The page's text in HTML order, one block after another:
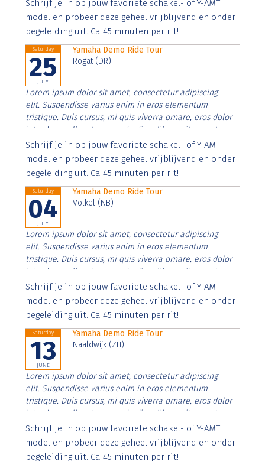
imperdiet. Nunc ut sem vitae risus tristique posuere.
Schrijf je in op jouw favoriete schakel- of Y-AMT
model en probeer deze geheel vrijblijvend en onder
begeleiding uit. Ca 45 minuten per rit!
Saturday
25
JULY
Yamaha Demo Ride Tour
Rogat (DR)
Lorem ipsum dolor sit amet, consectetur adipiscing
elit. Suspendisse varius enim in eros elementum
tristique. Duis cursus, mi quis viverra ornare, eros dolor
interdum nulla, ut commodo diam libero vitae erat.
Aenean faucibus nibh et justo cursus id rutrum lorem
imperdiet. Nunc ut sem vitae risus tristique posuere.
Schrijf je in op jouw favoriete schakel- of Y-AMT
model en probeer deze geheel vrijblijvend en onder
begeleiding uit. Ca 45 minuten per rit!
Saturday
04
JULY
Yamaha Demo Ride Tour
Volkel (NB)
Lorem ipsum dolor sit amet, consectetur adipiscing
elit. Suspendisse varius enim in eros elementum
tristique. Duis cursus, mi quis viverra ornare, eros dolor
interdum nulla, ut commodo diam libero vitae erat.
Aenean faucibus nibh et justo cursus id rutrum lorem
imperdiet. Nunc ut sem vitae risus tristique posuere.
Schrijf je in op jouw favoriete schakel- of Y-AMT
model en probeer deze geheel vrijblijvend en onder
begeleiding uit. Ca 45 minuten per rit!
Saturday
13
JUNE
Yamaha Demo Ride Tour
Naaldwijk (ZH)
Lorem ipsum dolor sit amet, consectetur adipiscing
elit. Suspendisse varius enim in eros elementum
tristique. Duis cursus, mi quis viverra ornare, eros dolor
interdum nulla, ut commodo diam libero vitae erat.
Aenean faucibus nibh et justo cursus id rutrum lorem
imperdiet. Nunc ut sem vitae risus tristique posuere.
Schrijf je in op jouw favoriete schakel- of Y-AMT
model en probeer deze geheel vrijblijvend en onder
begeleiding uit. Ca 45 minuten per rit!